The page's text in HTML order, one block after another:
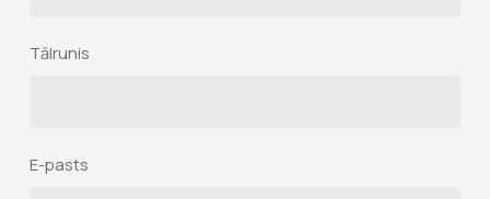
Tālrunis
E-pasts